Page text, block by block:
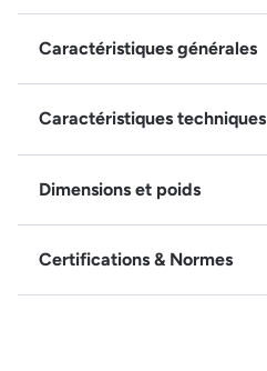
Caractéristiques générales
Caractéristiques techniques
Dimensions et poids
Certifications & Normes